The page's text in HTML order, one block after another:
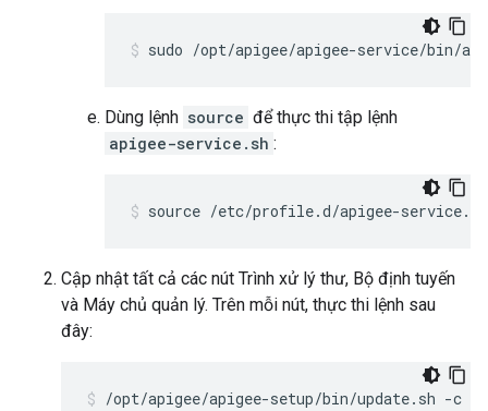
sudo /opt/apigee/apigee-service/bin/
Dùng lệnh source để thực thi tập lệnh
apigee-service.sh :
source /etc/profile.d/apigee-service.sh
Cập nhật tất cả các nút Trình xử lý thư, Bộ định tuyến
và Máy chủ quản lý. Trên mỗi nút, thực thi lệnh sau
đây:
/opt/apigee/apigee-setup/bin/update.sh -c